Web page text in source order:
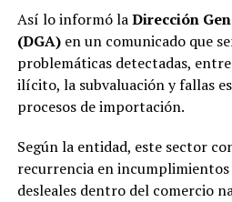
Así lo informó laDirección
(DGA)en un comunicado que
problemáticas detectadas,
ilícito, la subvaluación y fallas
procesos de importación.
Según la entidad, este sector
recurrencia en
desleales dentro del comercio